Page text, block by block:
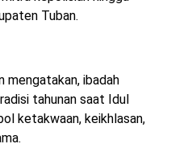
Tuban.
mengatakan, ibadah
tahunan saat Idul
ketakwaan, keikhlasan,